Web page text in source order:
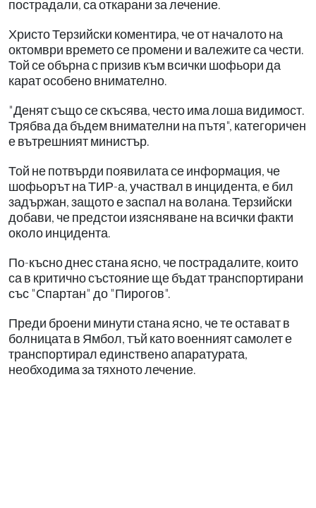
пострадали, са откарани за лечение.
Христо Терзийски коментира, че от началото на
октомври времето се промени и валежите са чести.
Той се обърна с призив към всички шофьори да
карат особено внимателно.
"Денят също се скъсява, често има лоша видимост.
Трябва да бъдем внимателни на пътя", категоричен
е вътрешният министър.
Той не потвърди появилата се информация, че
шофьорът на ТИР-а, участвал в инцидента, е бил
задържан, защото е заспал на волана. Терзийски
добави, че предстои изясняване на всички факти
около инцидента.
По-късно днес стана ясно, че пострадалите, които
са в критично състояние ще бъдат транспортирани
със "Спартан" до "Пирогов".
Преди броени минути стана ясно, че те остават в
болницата в Ямбол, тъй като военният самолет е
транспортирал единствено апаратурата,
необходима за тяхното лечение.